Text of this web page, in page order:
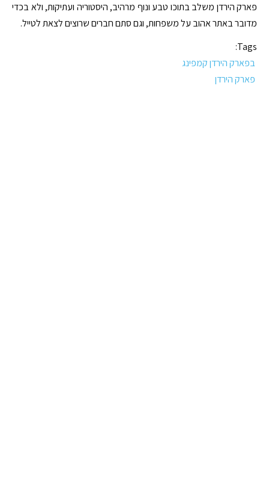
פארק הירדן משלב בתוכו טבע ונוף מרהיב, היסטוריה ועתיקות, ולא בכדי
מדובר באתר אהוב על משפחות, וגם סתם חברים שרוצים לצאת לטייל.
Tags:
בפארק הירדן קמפינג
פארק הירדן